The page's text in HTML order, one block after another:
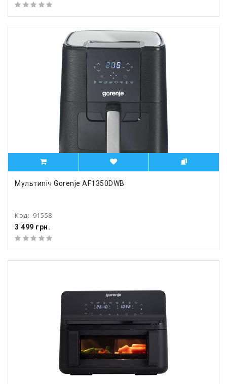
Мультипіч Gorenje AF1350DWB
Код: 91558
3 499 грн.